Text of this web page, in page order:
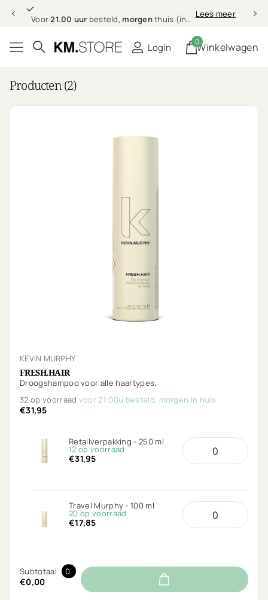
Voor21.00 uur besteld, morgenthuis (in NL & BE) Lees meer
Login Winkelwagen
0
Producten (2)
KEVIN MURPHY
FRESH.HAIR
Droogshampoo voor alle haartypes.
32 op voorraad voor 21:00u besteld, morgen in huis
€31,95
Retailverpakking - 250 ml
12 op voorraad
€31,95
Travel Murphy - 100 ml
20 op voorraad
€17,85
Subtotaal 0
€0,00